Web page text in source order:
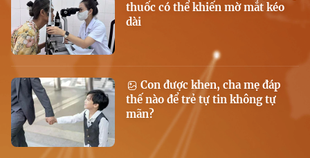
thuốc có thể khiến mờ mắt kéo
dài
Con được khen, cha mẹ đáp
thế nào để trẻ tự tin không tự
mãn?